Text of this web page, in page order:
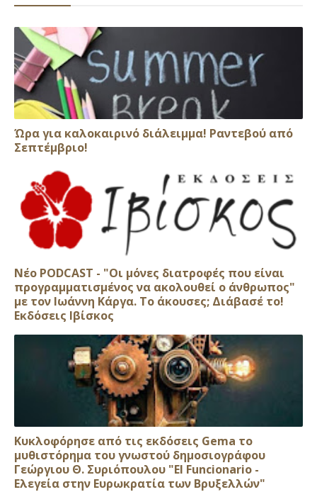
Ώρα για καλοκαιρινό διάλειμμα! Ραντεβού από
Σεπτέμβριο!
Νέο PODCAST - "Οι μόνες διατροφές που είναι
προγραμματισμένος να ακολουθεί ο άνθρωπος"
με τον Ιωάννη Κάργα. Το άκουσες; Διάβασέ το!
Εκδόσεις Ιβίσκος
Κυκλοφόρησε από τις εκδόσεις Gema το
μυθιστόρημα του γνωστού δημοσιογράφου
Γεώργιου Θ. Συριόπουλου "El Funcionario -
Ελεγεία στην Ευρωκρατία των Βρυξελλών"